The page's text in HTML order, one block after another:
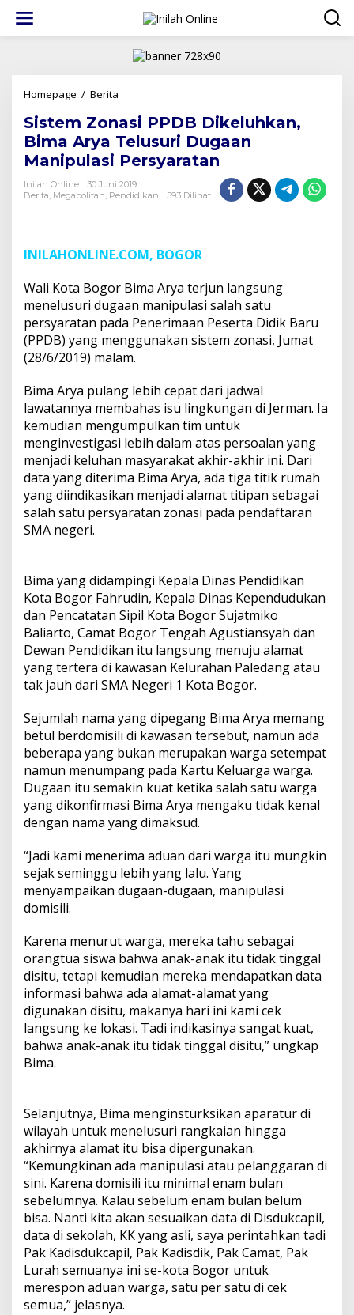
konten
Homepage / Berita
PPDB
Dikeluhkan,
Bima
Arya
Telusuri
Dugaan
Sistem Zonasi PPDB Dikeluhkan,
Bima Arya Telusuri Dugaan
Manipulasi Persyaratan
Inilah Online
30 Juni 2019
Berita, Megapolitan, Pendidikan 593 Dilihat
INILAHONLINE.COM, BOGOR
Wali Kota Bogor Bima Arya terjun langsung
menelusuri dugaan manipulasi salah satu
persyaratan pada Penerimaan Peserta Didik Baru
(PPDB) yang menggunakan sistem zonasi, Jumat
(28/6/2019) malam.
Bima Arya pulang lebih cepat dari jadwal
lawatannya membahas isu lingkungan di Jerman. Ia
kemudian mengumpulkan tim untuk
menginvestigasi lebih dalam atas persoalan yang
menjadi keluhan masyarakat akhir-akhir ini. Dari
data yang diterima Bima Arya, ada tiga titik rumah
yang diindikasikan menjadi alamat titipan sebagai
salah satu persyaratan zonasi pada pendaftaran
SMA negeri.
Bima yang didampingi Kepala Dinas Pendidikan
Kota Bogor Fahrudin, Kepala Dinas Kependudukan
dan Pencatatan Sipil Kota Bogor Sujatmiko
Baliarto, Camat Bogor Tengah Agustiansyah dan
Dewan Pendidikan itu langsung menuju alamat
yang tertera di kawasan Kelurahan Paledang atau
tak jauh dari SMA Negeri 1 Kota Bogor.
Sejumlah nama yang dipegang Bima Arya memang
betul berdomisili di kawasan tersebut, namun ada
beberapa yang bukan merupakan warga setempat
namun menumpang pada Kartu Keluarga warga.
Dugaan itu semakin kuat ketika salah satu warga
yang dikonfirmasi Bima Arya mengaku tidak kenal
dengan nama yang dimaksud.
“Jadi kami menerima aduan dari warga itu mungkin
sejak seminggu lebih yang lalu. Yang
menyampaikan dugaan-dugaan, manipulasi
domisili.
Karena menurut warga, mereka tahu sebagai
orangtua siswa bahwa anak-anak itu tidak tinggal
disitu, tetapi kemudian mereka mendapatkan data
informasi bahwa ada alamat-alamat yang
digunakan disitu, makanya hari ini kami cek
langsung ke lokasi. Tadi indikasinya sangat kuat,
bahwa anak-anak itu tidak tinggal disitu,” ungkap
Bima.
Selanjutnya, Bima menginsturksikan aparatur di
wilayah untuk menelusuri rangkaian hingga
akhirnya alamat itu bisa dipergunakan.
“Kemungkinan ada manipulasi atau pelanggaran di
sini. Karena domisili itu minimal enam bulan
sebelumnya. Kalau sebelum enam bulan belum
bisa. Nanti kita akan sesuaikan data di Disdukcapil,
data di sekolah, KK yang asli, saya perintahkan tadi
Pak Kadisdukcapil, Pak Kadisdik, Pak Camat, Pak
Lurah semuanya ini se-kota Bogor untuk
merespon aduan warga, satu per satu di cek
semua,” jelasnya.